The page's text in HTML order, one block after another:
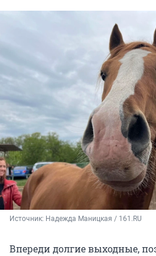
Источник: Надежда Маницкая / 161.RU
Впереди долгие выходные,